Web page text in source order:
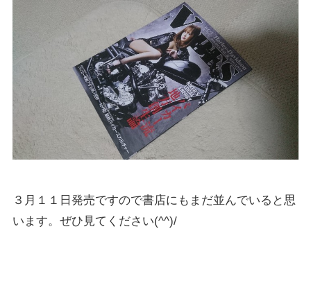
３月１１日発売ですので書店にもまだ並んでいると思
います。ぜひ見てください(^^)/